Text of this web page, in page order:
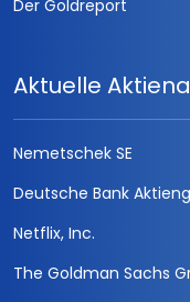
Der Goldreport
Aktuelle
Nemetschek SE
Deutsche Bank
Netflix, Inc.
The Goldman Sachs